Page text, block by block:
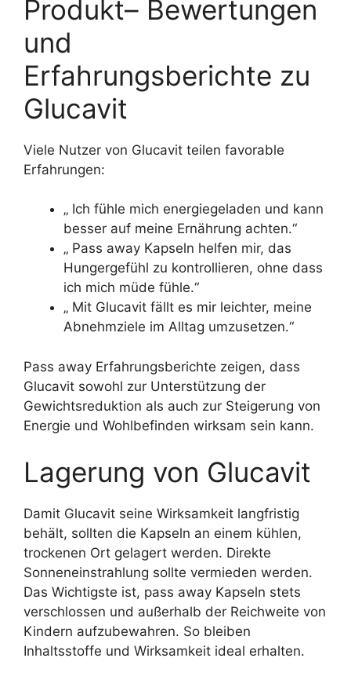
Produkt– Bewertungen
und
Erfahrungsberichte zu
Glucavit
Viele Nutzer von Glucavit teilen favorable
Erfahrungen:
„ Ich fühle mich energiegeladen und kann
besser auf meine Ernährung achten.“
„ Pass away Kapseln helfen mir, das
Hungergefühl zu kontrollieren, ohne dass
ich mich müde fühle.“
„ Mit Glucavit fällt es mir leichter, meine
Abnehmziele im Alltag umzusetzen.“
Pass away Erfahrungsberichte zeigen, dass
Glucavit sowohl zur Unterstützung der
Gewichtsreduktion als auch zur Steigerung von
Energie und Wohlbefinden wirksam sein kann.
Lagerung von Glucavit
Damit Glucavit seine Wirksamkeit langfristig
behält, sollten die Kapseln an einem kühlen,
trockenen Ort gelagert werden. Direkte
Sonneneinstrahlung sollte vermieden werden.
Das Wichtigste ist, pass away Kapseln stets
verschlossen und außerhalb der Reichweite von
Kindern aufzubewahren. So bleiben
Inhaltsstoffe und Wirksamkeit ideal erhalten.